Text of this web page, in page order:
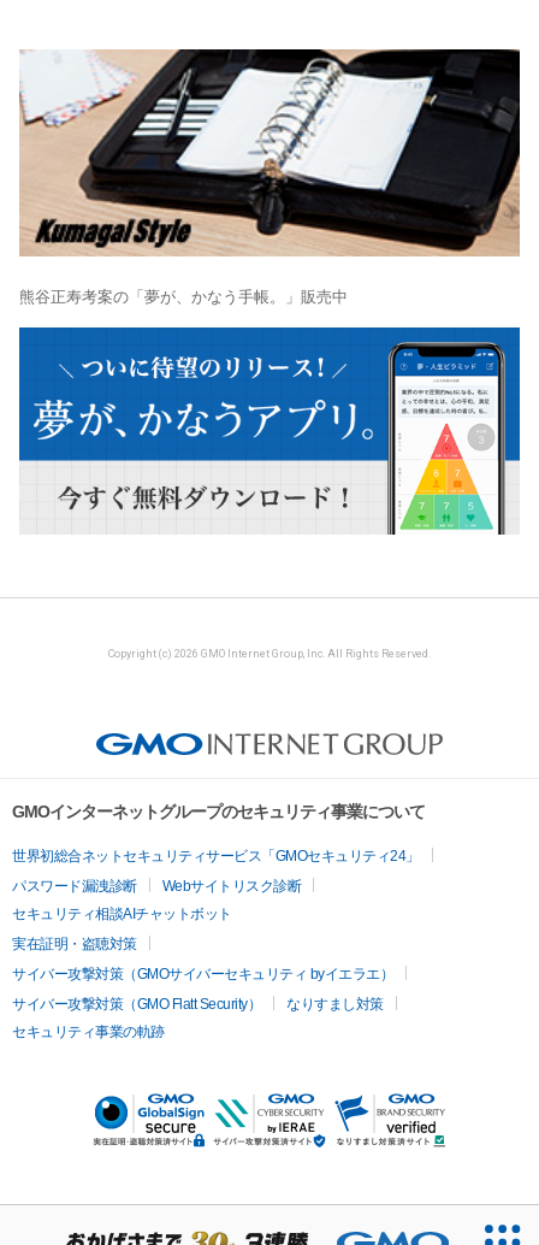
熊谷正寿考案の「夢が、かなう手帳。」販売中
Copyright (c) 2026 GMO Internet Group, Inc. All Rights Reserved.
GMOインターネットグループのセキュリティ事業について
世界初総合ネットセキュリティサービス「GMOセキュリティ24」
パスワード漏洩診断
Webサイトリスク診断
セキュリティ相談AIチャットボット
実在証明・盗聴対策
サイバー攻撃対策（GMOサイバーセキュリティ byイエラエ）
サイバー攻撃対策（GMO Flatt Security）
なりすまし対策
セキュリティ事業の軌跡